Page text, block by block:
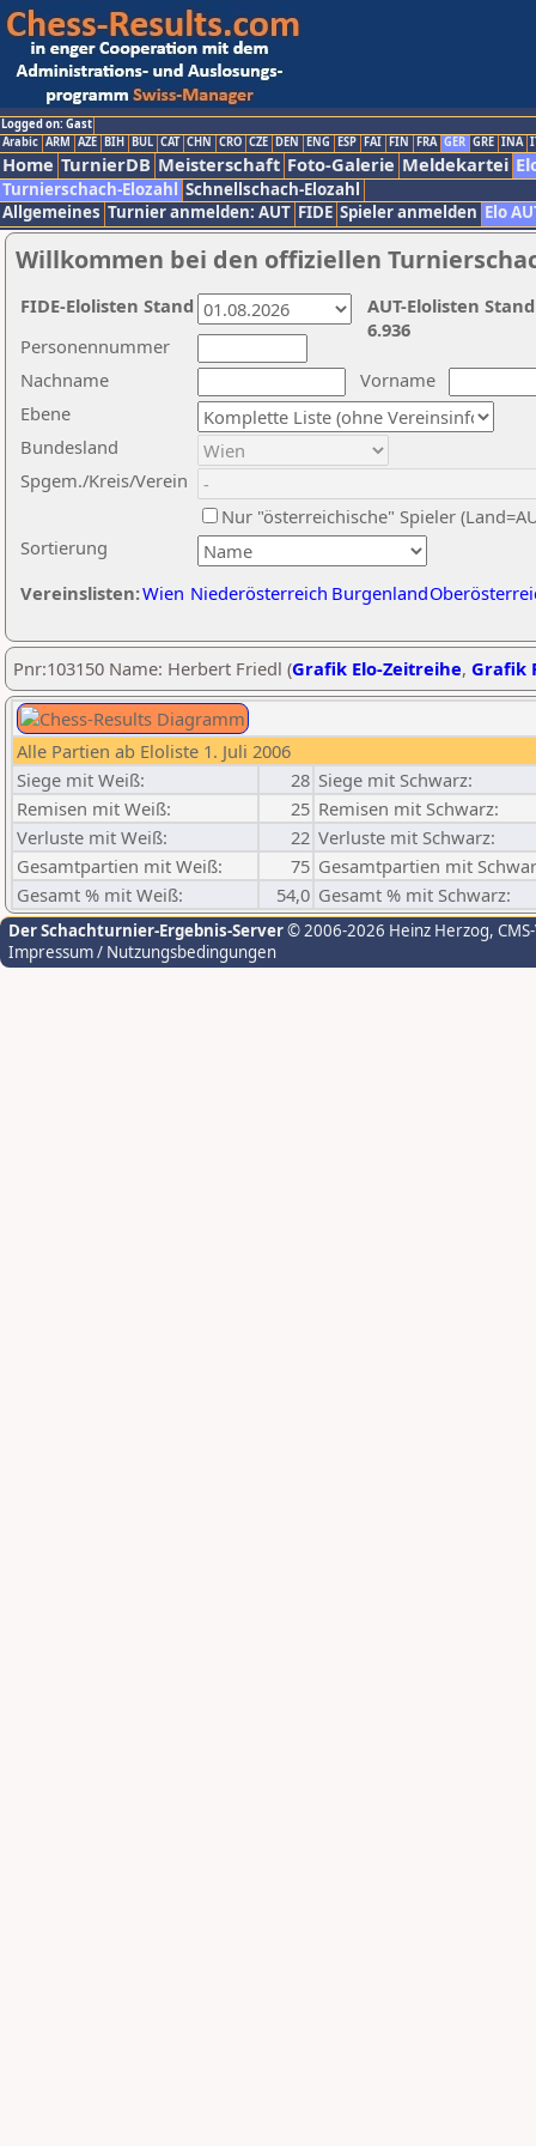
Logged on: Gast
Arabic ARM AZE BIH BUL CAT CHN CRO CZE DEN ENG ESP FAI FIN FRA GER GRE INA
Home TurnierDB Meisterschaft Foto-Galerie Meldekartei
Turnierschach-Elozahl Schnellschach-Elozahl
Allgemeines Turnier anmelden: AUT FIDE Spieler anmelden Elo
Willkommen bei den offiziellen
Nachname
Vorname
Ebene
Sortierung
Personennummer
Bundesland
Spgem./Kreis/Verein
Nur "österreichische" Spieler
Vereinslisten:Wien Niederösterreich Burgenland
AUT-Elolisten
6.936
FIDE-Elolisten Stand
Pnr:103150 Name: Herbert Friedl (Grafik Elo-Zeitreihe, Grafik
Alle Partien ab Eloliste 1. Juli 2006
Siege mit Weiß:
28 Siege mit Schwarz:
Remisen mit Weiß:
25 Remisen mit Schwarz:
Verluste mit Weiß:
22 Verluste mit Schwarz:
Gesamtpartien mit Weiß:
75 Gesamtpartien mit
Gesamt % mit Weiß:
54,0 Gesamt % mit Schwarz:
Der Schachturnier-Ergebnis-Server© 2006-2026 Heinz Herzog,
Impressum / Nutzungsbedingungen